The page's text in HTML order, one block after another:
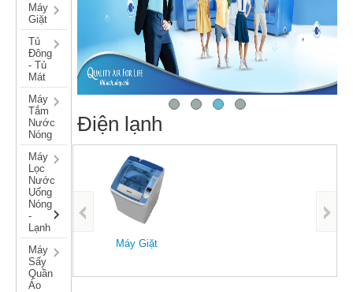
Máy
Giặt
Tủ
Đông
- Tủ
Mát
Máy
Tắm
Nước
Nóng
Máy
Lọc
Nước
Uống
Nóng
-
Lạnh
Máy
Sấy
Quần
Áo
Điện lạnh
Máy Giặt
Tủ